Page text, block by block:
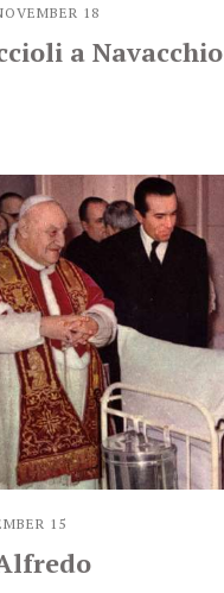
18
a Navacchio
15